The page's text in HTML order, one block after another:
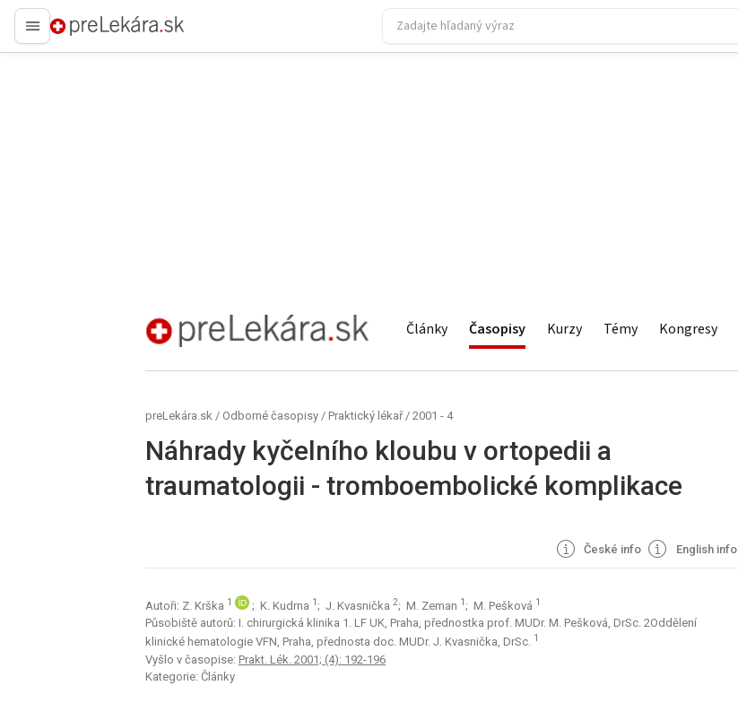
preLekára.sk
preLekára.sk Články Časopisy Kurzy Témy Kongresy
preLekára.sk / Odborné časopisy / Praktický lékař / 2001 - 4
Náhrady kyčelního kloubu v ortopedii a
traumatologii - tromboembolické komplikace
České info English info
Autoři: Z. Krška 1 ; K. Kudrna 1 ; J. Kvasnička 2; M. Zeman 1 ; M. Pešková 1
Působiště autorů: I. chirurgická klinika 1. LF UK, Praha, přednostka prof. MUDr. M. Pešková, DrSc. 2Oddělení
klinické hematologie VFN, Praha, přednosta doc. MUDr. J. Kvasnička, DrSc. 1
Vyšlo v časopise: Prakt. Lék. 2001; (4): 192-196
Kategorie: Články